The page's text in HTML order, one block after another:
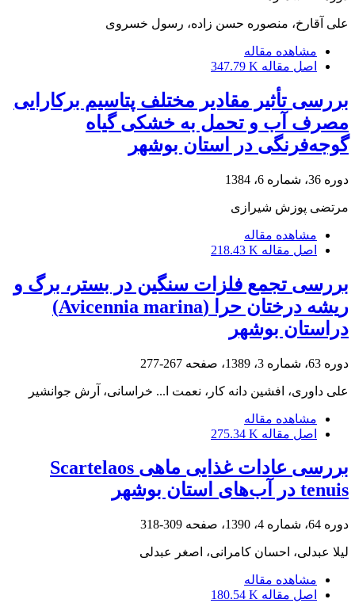
علی آقارخ، منصوره حسن زاده، رسول خسروی
مشاهده مقاله
اصل مقاله 347.79 K
بررسی تأثیر مقادیر مختلف پتاسیم برکارایی
مصرف آب و تحمل به خشکی گیاه
گوجه‌فرنگی در استان بوشهر
دوره 36، شماره 6، 1384
مرتضی پوزش شیرازی
مشاهده مقاله
اصل مقاله 218.43 K
بررسی تجمع فلزات سنگین در بستر، برگ و
ریشه درختان حرا (Avicennia marina)
دراستان بوشهر
دوره 63، شماره 3، 1389، صفحه 267-277
علی داوری، افشین دانه کار، نعمت ا... خراسانی، آرش جوانشیر
مشاهده مقاله
اصل مقاله 275.34 K
بررسی عادات غذایی ماهی Scartelaos
tenuis در آب‌های استان بوشهر
دوره 64، شماره 4، 1390، صفحه 309-318
لیلا عبدلی، احسان کامرانی، اصغر عبدلی
مشاهده مقاله
اصل مقاله 180.54 K